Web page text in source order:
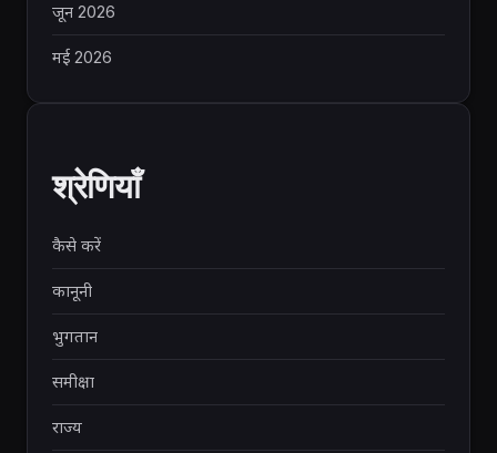
जून 2026
मई 2026
श्रेणियाँ
कैसे करें
कानूनी
भुगतान
समीक्षा
राज्य